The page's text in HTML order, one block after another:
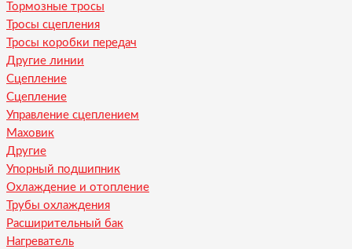
Тормозные тросы
Тросы сцепления
Тросы коробки передач
Другие линии
Сцепление
Сцепление
Управление сцеплением
Маховик
Другие
Упорный подшипник
Охлаждение и отопление
Трубы охлаждения
Расширительный бак
Нагреватель